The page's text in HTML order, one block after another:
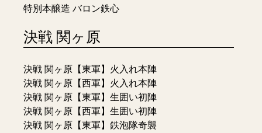
特別本醸造 バロン鉄心
決戦 関ヶ原
決戦 関ヶ原【東軍】火入れ本陣
決戦 関ヶ原【西軍】火入れ本陣
決戦 関ヶ原【東軍】生囲い初陣
決戦 関ヶ原【西軍】生囲い初陣
決戦 関ヶ原【東軍】鉄泡隊奇襲